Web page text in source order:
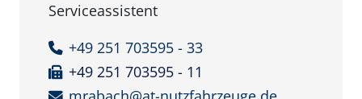
Serviceassistent
+49 251 703595 - 33
+49 251 703595 - 11